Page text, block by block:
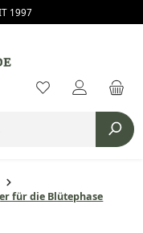
1997
Du hast 0
für die Blütephase